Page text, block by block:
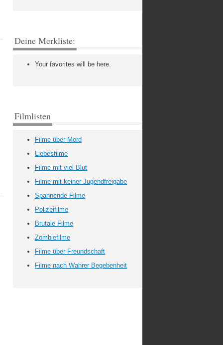
Deine Merkliste:
Your favorites will be here.
Filmlisten
Filme über Mord
Liebesfilme
Filme mit viel Blut
Filme mit keiner Jugendfreigabe
Spannende Filme
Polizeifilme
Brutale Filme
Zombiefilme
Filme über Freundschaft
Filme nach Wahrer Begebenheit